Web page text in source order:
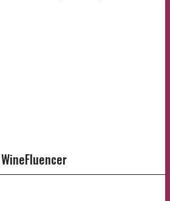
WineFluencer